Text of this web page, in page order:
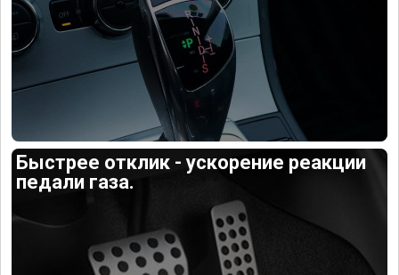
Быстрее отклик - ускорение реакции
педали газа.